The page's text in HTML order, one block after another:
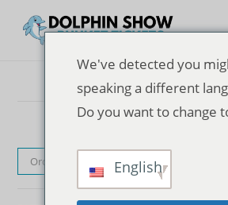
Ordinamento predefinito
We've detected you
speaking a different
Do you want to change
English